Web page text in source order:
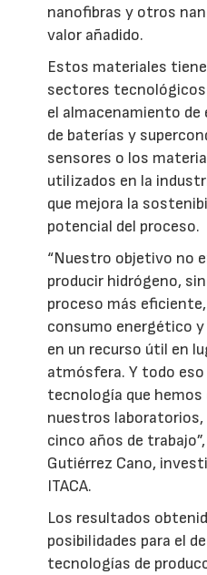
nanofibras y otros
valor añadido.
Estos materiales
sectores
el almacenamiento
de baterías y
sensores o los
utilizados en la
que mejora la
potencial del proceso.
“Nuestro objetivo no
producir hidrógeno,
proceso más
consumo energético
en un recurso útil en
atmósfera. Y todo
tecnología que hemos
nuestros
cinco años de
Gutiérrez Cano,
ITACA.
Los resultados
posibilidades para el
tecnologías de